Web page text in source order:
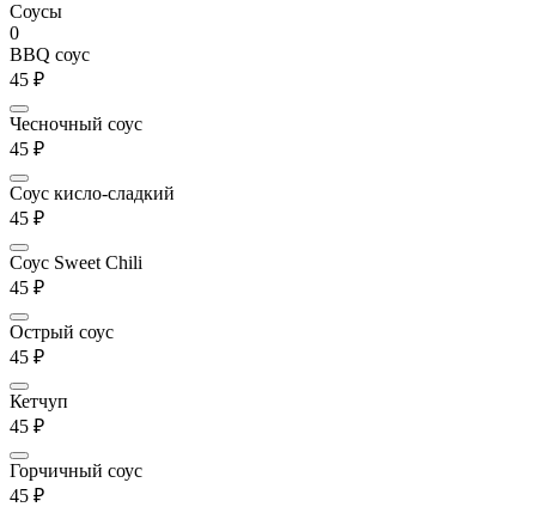
Соусы
0
BBQ соус
45 ₽
Чесночный соус
45 ₽
Соус кисло-сладкий
45 ₽
Соус Sweet Chili
45 ₽
Острый соус
45 ₽
Кетчуп
45 ₽
Горчичный соус
45 ₽